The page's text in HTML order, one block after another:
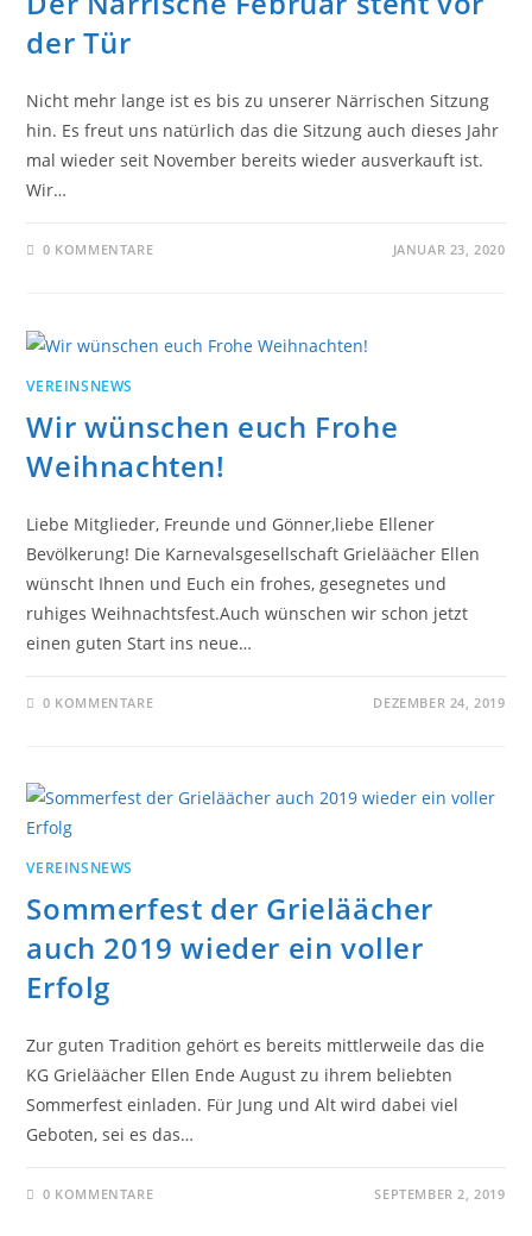
der Tür
Nicht mehr lange ist es bis zu unserer Närrischen Sitzung
hin. Es freut uns natürlich das die Sitzung auch dieses Jahr
mal wieder seit November bereits wieder ausverkauft ist.
Wir…
0 KOMMENTARE JANUAR 23, 2020
VEREINSNEWS
Wir wünschen euch Frohe
Weihnachten!
Liebe Mitglieder, Freunde und Gönner,liebe Ellener
Bevölkerung! Die Karnevalsgesellschaft Grieläächer Ellen
wünscht Ihnen und Euch ein frohes, gesegnetes und
ruhiges Weihnachtsfest.Auch wünschen wir schon jetzt
einen guten Start ins neue…
0 KOMMENTARE DEZEMBER 24, 2019
VEREINSNEWS
Sommerfest der Grieläächer
auch 2019 wieder ein voller
Erfolg
Zur guten Tradition gehört es bereits mittlerweile das die
KG Grieläächer Ellen Ende August zu ihrem beliebten
Sommerfest einladen. Für Jung und Alt wird dabei viel
Geboten, sei es das…
0 KOMMENTARE SEPTEMBER 2, 2019